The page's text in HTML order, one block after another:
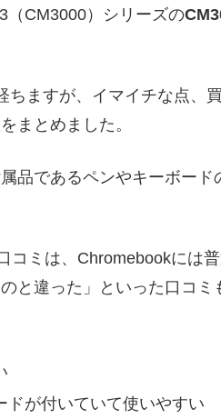
（CM3000）シリーズの
ちますが、イマイチな点、
まとめました。
品であるペンやキーボー
コミは、Chromebookには
と違った」といった口コミ
ドが付いていて使いやすい